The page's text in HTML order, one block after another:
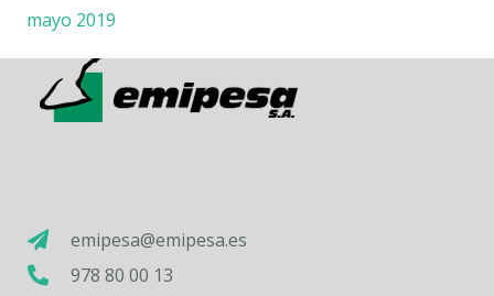
mayo 2019
emipesa@emipesa.es
978 80 00 13